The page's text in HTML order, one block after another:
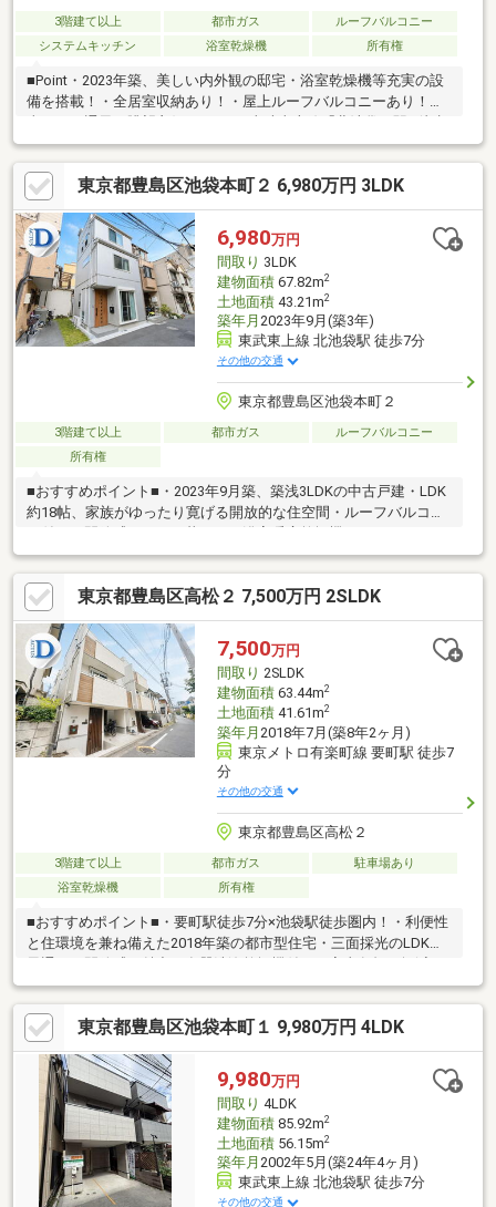
3階建て以上 都市ガス
ルーフバルコニー
システムキッチン
浴室乾燥機 所有権
■Point・2023年築、美しい内外観の邸宅・浴室乾燥機等充実の設
備を搭載！・全居室収納あり！・屋上ルーフバルコニーあり！陽
当たり・通風・眺望良好♪■Access東武東上線「北池袋」駅…徒歩
7分山手線ほか「池袋」駅…徒歩15分コンビニ・スーパー、小・中
学校、保育園、公園が徒歩10分圏内に揃っており、日常生活や子
育てにも最適な環境です！現地、周辺環境の確認等含めご見学は
随時承っております。お気軽にお問合せください！
東京都豊島区池袋本町２ 6,980万円 3LDK
6,980万円
間取り 3LDK
建物面積67.82m2
土地面積43.21m2
築年月 2023年9月(築3年)
東武東上線 北池袋駅 徒歩7分
その他の交通
東京都豊島区池袋本町２
3階建て以上 都市ガス
ルーフバルコニー
所有権
■おすすめポイント■・2023年9月築、築浅3LDKの中古戸建・LDK
約18帖、家族がゆったり寛げる開放的な住空間・ルーフバルコニ
チンなど充実の設備・都心へのアクセスと利便性を兼ね備えた住
環境・探し始めのお客様、正しい家探しをお伝えします＊ご来店
頂きアンケート回答でギフトカードプレゼント！■交通アクセス
■・東武東上線【北池袋】駅徒歩7分----------------------お気軽に下記
の《資料請求》又は《見学予約》ボタンをクリック！又は大和ア
クタス 0120-105-111(通話無料)まで
東京都豊島区高松２ 7,500万円 2SLDK
7,500万円
間取り 2SLDK
建物面積63.44m2
土地面積41.61m2
築年月 2018年7月(築8年2ヶ月)
東京メトロ有楽町線 要町駅 徒歩7
分
その他の交通
東京都豊島区高松２
3階建て以上 都市ガス
駐車場あり
浴室乾燥機
所有権
■おすすめポイント■・要町駅徒歩7分×池袋駅徒歩圏内！・利便性
と住環境を兼ね備えた2018年築の都市型住宅・三面採光のLDKは
風通しと開放感が魅力・食器洗浄乾燥機付きで家事負担を軽減・
買物施設が徒歩圏内に揃う便利な住環境・閑静な住宅街に佇む都
市型住宅・探し始めのお客様、正しい家探しをお伝えします＊ご
来店頂きアンケート回答でギフトカードプレゼント！■交通アク
セス■・有楽町線【要町】駅徒歩7分----------------------お気軽に下記
の《資料請求》又は《見学予約》ボタンをクリック！又は大和ア
クタス 0120-105-111(通話無料)まで
東京都豊島区池袋本町１ 9,980万円 4LDK
9,980万円
間取り 4LDK
建物面積85.92m2
土地面積56.15m2
築年月 2002年5月(築24年4ヶ月)
東武東上線 北池袋駅 徒歩7分
その他の交通